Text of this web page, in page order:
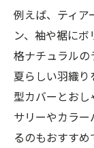
例えば、ティア
ン、袖や裾に
格ナチュラルの
夏らしい羽織
型カバーとおし
サリーやカラ
るのもおすすめ